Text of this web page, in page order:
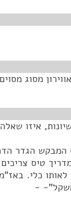
מסוג
הרישיונות, איזו
המבקש הגדר
טיס
כלי.
-